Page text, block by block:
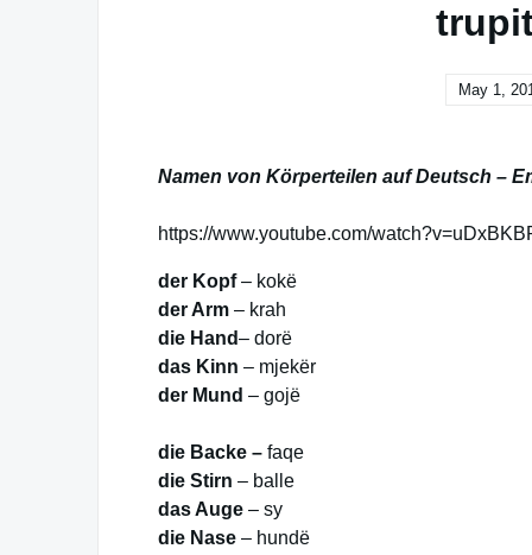
May 1,
Namen von Körperteilen auf Deutsch –
https://www.youtube.com/
der Kopf– kokë
der Arm – krah
die Hand– dorë
das Kinn – mjekër
der Mund – gojë
die Backe – faqe
die Stirn – balle
das Auge – sy
die Nase – hundë